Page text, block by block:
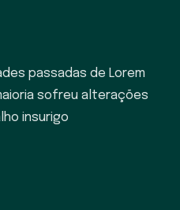
passadas de Lorem
sofreu alterações
insurigo